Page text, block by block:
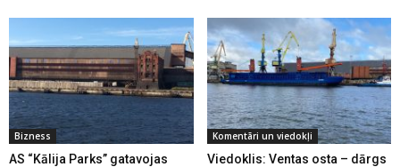
Bizness
AS “Kālija Parks” gatavojas
Komentāri un viedokļi
Viedoklis: Ventas osta – dārgs